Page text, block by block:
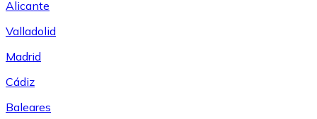
Alicante
Valladolid
Madrid
Cádiz
Baleares